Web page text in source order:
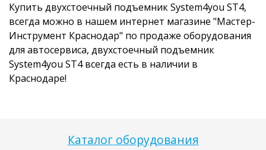
Каталог оборудования
Купить двухстоечный подъемник System4you ST4,
всегда можно в нашем интернет магазине "Мастер-
Инструмент Краснодар" по продаже оборудования
для автосервиса, двухстоечный подъемник
System4you ST4 всегда есть в наличии в
Краснодаре!